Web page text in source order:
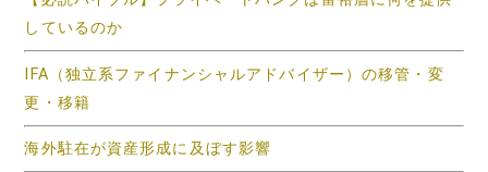
しているのか
IFA（独立系ファイナンシャルアドバイザー）の移管・変
更・移籍
海外駐在が資産形成に及ぼす影響